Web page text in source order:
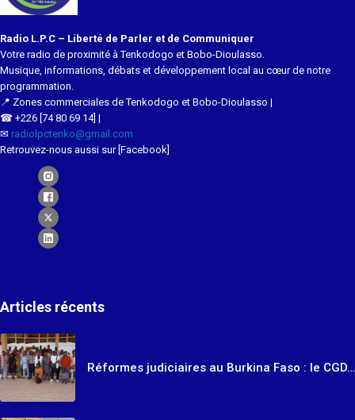
Radio L.P.C – Liberté de Parler et de Communiquer
Votre radio de proximité à Tenkodogo et Bobo-Dioulasso.
Musique, informations, débats et développement local au cœur de notre
programmation.
📍 Zones commerciales de Tenkodogo et Bobo-Dioulasso |
☎ +226 [74 80 69 14] |
✉ radiolpctenko@gmail.com
Retrouvez-nous aussi sur [Facebook]
Articles récents
Réformes judiciaires au Burkina Faso : le CGD…